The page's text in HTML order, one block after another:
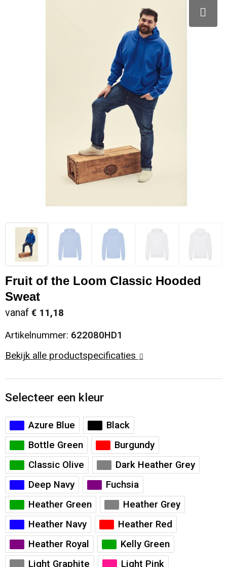
Fruit of the Loom Classic Hooded
Sweat
vanaf € 11,18
Artikelnummer: 622080HD1
Bekijk alle productspecificaties
Selecteer een kleur
Azure Blue
Black
Bottle Green
Burgundy
Classic Olive
Dark Heather Grey
Deep Navy
Fuchsia
Heather Green
Heather Grey
Heather Navy
Heather Red
Heather Royal
Kelly Green
Light Graphite
Light Pink